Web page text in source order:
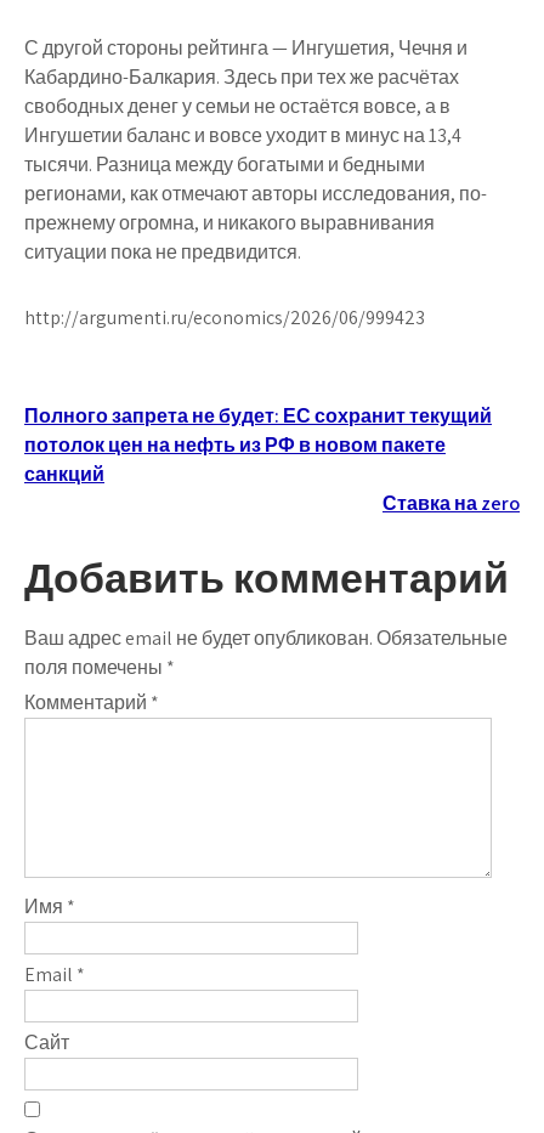
С другой стороны рейтинга — Ингушетия, Чечня и
Кабардино-Балкария. Здесь при тех же расчётах
свободных денег у семьи не остаётся вовсе, а в
Ингушетии баланс и вовсе уходит в минус на 13,4
тысячи. Разница между богатыми и бедными
регионами, как отмечают авторы исследования, по-
прежнему огромна, и никакого выравнивания
ситуации пока не предвидится.
http://argumenti.ru/economics/2026/06/999423
Навигация
по
Полного запрета не будет: ЕС сохранит текущий
потолок цен на нефть из РФ в новом пакете
санкций
Ставка на zero
Добавить комментарий
Ваш адрес email не будет опубликован.Обязательные
поля помечены *
Комментарий *
Имя *
Email *
Сайт